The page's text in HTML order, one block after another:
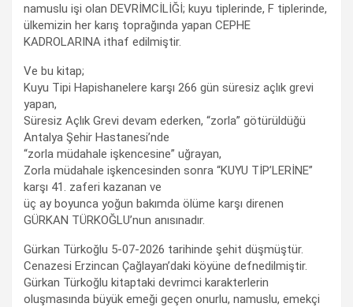
namuslu işi olan DEVRİMCİLİĞİ; kuyu tiplerinde, F tiplerinde,
ülkemizin her karış toprağında yapan CEPHE
KADROLARINA ithaf edilmiştir.
Ve bu kitap;
Kuyu Tipi Hapishanelere karşı 266 gün süresiz açlık grevi
yapan,
Süresiz Açlık Grevi devam ederken, “zorla” götürüldüğü
Antalya Şehir Hastanesi’nde
“zorla müdahale işkencesine” uğrayan,
Zorla müdahale işkencesinden sonra “KUYU TİP’LERİNE”
karşı 41. zaferi kazanan ve
üç ay boyunca yoğun bakımda ölüme karşı direnen
GÜRKAN TÜRKOĞLU’nun anısınadır.
Gürkan Türkoğlu 5-07-2026 tarihinde şehit düşmüştür.
Cenazesi Erzincan Çağlayan’daki köyüne defnedilmiştir.
Gürkan Türkoğlu kitaptaki devrimci karakterlerin
oluşmasında büyük emeği geçen onurlu, namuslu, emekçi